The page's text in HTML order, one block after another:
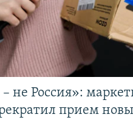
не Россия»:
прием